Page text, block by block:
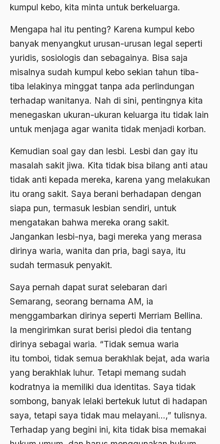
kumpul kebo, kita minta untuk berkeluarga.
Mengapa hal itu penting? Karena kumpul kebo
banyak menyangkut urusan-urusan legal seperti
yuridis, sosiologis dan sebagainya. Bisa saja
misalnya sudah kumpul kebo sekian tahun tiba-
tiba lelakinya minggat tanpa ada perlindungan
terhadap wanitanya. Nah di sini, pentingnya kita
menegaskan ukuran-ukuran keluarga itu tidak lain
untuk menjaga agar wanita tidak menjadi korban.
Kemudian soal gay dan lesbi. Lesbi dan gay itu
masalah sakit jiwa. Kita tidak bisa bilang anti atau
tidak anti kepada mereka, karena yang melakukan
itu orang sakit. Saya berani berhadapan dengan
siapa pun, termasuk lesbian sendiri, untuk
mengatakan bahwa mereka orang sakit.
Jangankan lesbi-nya, bagi mereka yang merasa
dirinya waria, wanita dan pria, bagi saya, itu
sudah termasuk penyakit.
Saya pernah dapat surat selebaran dari
Semarang, seorang bernama AM, ia
menggambarkan dirinya seperti Merriam Bellina.
Ia mengirimkan surat berisi pledoi dia tentang
dirinya sebagai waria. “Tidak semua waria
itu tomboi, tidak semua berakhlak bejat, ada waria
yang berakhlak luhur. Tetapi memang sudah
kodratnya ia memiliki dua identitas. Saya tidak
sombong, banyak lelaki bertekuk lutut di hadapan
saya, tetapi saya tidak mau melayani…,” tulisnya.
Terhadap yang begini ini, kita tidak bisa memakai
Banjar
bank
Bank Central Amerika
Bank Perkeditan rakyat
Bank Summa
bank syariah
Banyuwangi
Bapak Koperasi
Barathiya Janata Party
BArisan Nasional
Barroness Cox
Batavia
BBM
Beethoven
Beijing
Belanakan
belanda
Belgia